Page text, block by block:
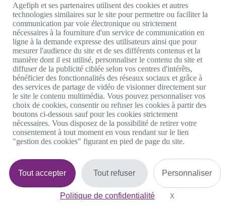
Nos autres sites
Site portail Agefiph
Activateur de progrès
Handinnov
Innovation et recherche
Université du RRH
Service AppuiPro
Nous suivre
Youtube
Linkedin
Facebook
Twitter
0 800 11 10 09Services & appel gratuitsDe 9h à 18h.
Nous contacter
Plateforme de mise en contact LSF
Gestion des cookies
Agefiph et ses partenaires utilisent des cookies et autres
technologies similaires sur le site pour permettre ou faciliter la
communication par voie électronique ou strictement
nécessaires à la fourniture d'un service de communication en
ligne à la demande expresse des utilisateurs ainsi que pour
mesurer l'audience du site et de ses différents contenus et la
manière dont il est utilisé, personnaliser le contenu du site et
diffuser de la publicité ciblée selon vos centres d'intérêts,
bénéficier des fonctionnalités des réseaux sociaux et grâce à
des services de partage de vidéo de visionner directement sur
le site le contenu multimédia. Vous pouvez personnaliser vos
choix de cookies, consentir ou refuser les cookies à partir des
boutons ci-dessous sauf pour les cookies strictement
nécessaires. Vous disposez de la possibilité de retirer votre
consentement à tout moment en vous rendant sur le lien
"gestion des cookies" figurant en pied de page du site.
Tout accepter Tout refuser Personnaliser
Politique de confidentialité X